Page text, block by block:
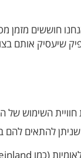
חוששים מזמן
שיעסיק אותם
השימוש
להתאים להם